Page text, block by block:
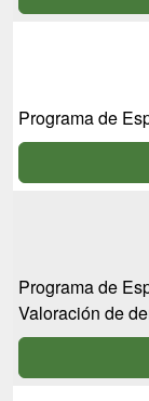
Programa de
Programa de
Valoración de